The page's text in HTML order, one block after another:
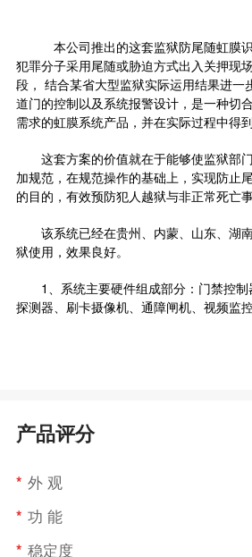
本公司推出的这套监狱防尾随虹膜识
犯罪分子采用尾随或胁迫方式出入关押现
段， 结合某省大型监狱实际运用结果进一
道门的控制以及系统报警设计，是一种切
需求的虹膜系统产品，并在实际过程中得
这套方案的价值就在于能够使监狱部
加规范，在规范操作的基础上，实现防止
的目的，有效预防犯人越狱与非正常死亡
该系统已经在贵州、内蒙、山东、湖
狱使用，效果良好。
1、系统主要硬件组成部分： 门禁控制
探测器、刷卡摄像机、通障闸机、视频监
产品评分
* 外 观
* 功 能
* 稳定度